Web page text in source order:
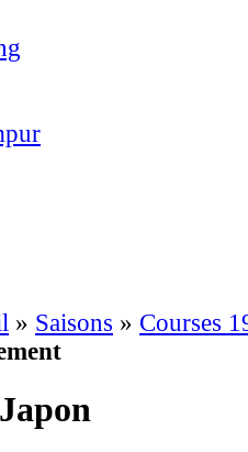
» Saisons » Courses